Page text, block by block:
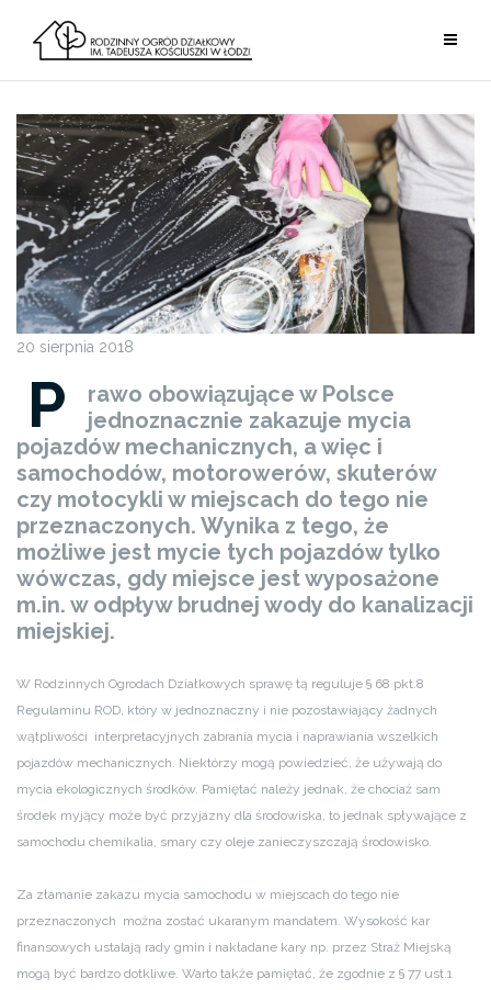
treści
20 sierpnia 2018
P
rawo obowiązujące w Polsce
jednoznacznie zakazuje mycia
pojazdów mechanicznych, a więc i
samochodów, motorowerów, skuterów
czy motocykli w miejscach do tego nie
przeznaczonych. Wynika z tego, że
możliwe jest mycie tych pojazdów tylko
wówczas, gdy miejsce jest wyposażone
m.in. w odpływ brudnej wody do kanalizacji
miejskiej.
W Rodzinnych Ogrodach Działkowych sprawę tą reguluje § 68 pkt.8
Regulaminu ROD, który w jednoznaczny i nie pozostawiający żadnych
wątpliwości interpretacyjnych zabrania mycia i naprawiania wszelkich
pojazdów mechanicznych. Niektórzy mogą powiedzieć, że używają do
mycia ekologicznych środków. Pamiętać należy jednak, że chociaż sam
środek myjący może być przyjazny dla środowiska, to jednak spływające z
samochodu chemikalia, smary czy oleje zanieczyszczają środowisko.
Za złamanie zakazu mycia samochodu w miejscach do tego nie
przeznaczonych można zostać ukaranym mandatem. Wysokość kar
finansowych ustalają rady gmin i nakładane kary np. przez Straż Miejską
mogą być bardzo dotkliwe. Warto także pamiętać, że zgodnie z § 77 ust.1